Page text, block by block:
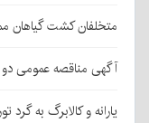
متخلفان کشت گیاهان
آگهی مناقصه عمومی دو مرحله‌ای
یارانه و کالابرگ به گرد